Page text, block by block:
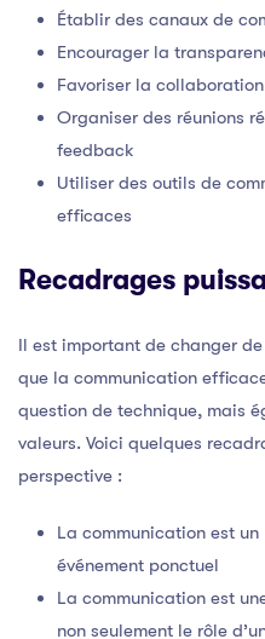
Établir des canaux de
Encourager la
Favoriser la
Organiser des réunions
feedback
Utiliser des outils de
efficaces
Recadrages
Il est important de changer
que la communication
question de technique, mais
valeurs. Voici quelques
perspective :
La communication est
événement ponctuel
La communication est
non seulement le rôle